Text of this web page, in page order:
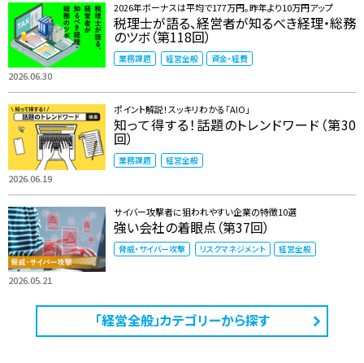
2026.06.30
2026年ボーナスは平均で177万円。昨年より10万円アップ
税理士が語る、経営者が知るべき経理・総務
のツボ（第118回）
業務課題 経営全般 資金・経費
2026.06.19
ポイント解説！スッキリわかる「AIO」
知って得する！話題のトレンドワード（第30
回）
業務課題 経営全般
2026.05.21
サイバー攻撃者に狙われやすい企業の特徴10選
強い会社の着眼点（第37回）
脅威・サイバー攻撃 リスクマネジメント 経営全般
「経営全般」カテゴリーから探す